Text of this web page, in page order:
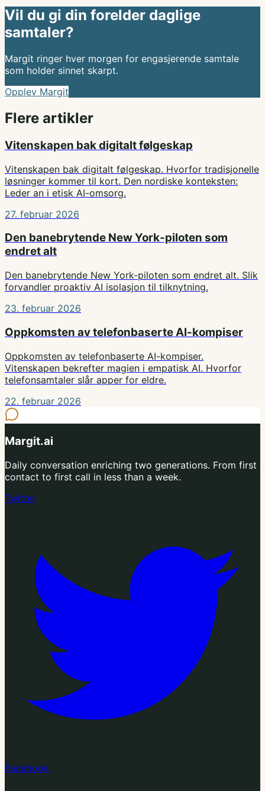
Vil du gi din forelder daglige
samtaler?
Margit ringer hver morgen for engasjerende samtale
som holder sinnet skarpt.
Opplev Margit
Flere artikler
Vitenskapen bak digitalt følgeskap
Vitenskapen bak digitalt følgeskap. Hvorfor tradisjonelle
løsninger kommer til kort. Den nordiske konteksten:
Leder an i etisk AI-omsorg.
27. februar 2026
Den banebrytende New York-piloten som
endret alt
Den banebrytende New York-piloten som endret alt. Slik
forvandler proaktiv AI isolasjon til tilknytning.
23. februar 2026
Oppkomsten av telefonbaserte AI-kompiser
Oppkomsten av telefonbaserte AI-kompiser.
Vitenskapen bekrefter magien i empatisk AI. Hvorfor
telefonsamtaler slår apper for eldre.
22. februar 2026
Margit.ai
Daily conversation enriching two generations. From first
contact to first call in less than a week.
Twitter
Facebook